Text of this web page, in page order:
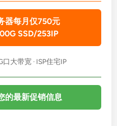
器每月仅750元
SSD/253IP
大带宽 · ISP住宅IP
的最新促销信息